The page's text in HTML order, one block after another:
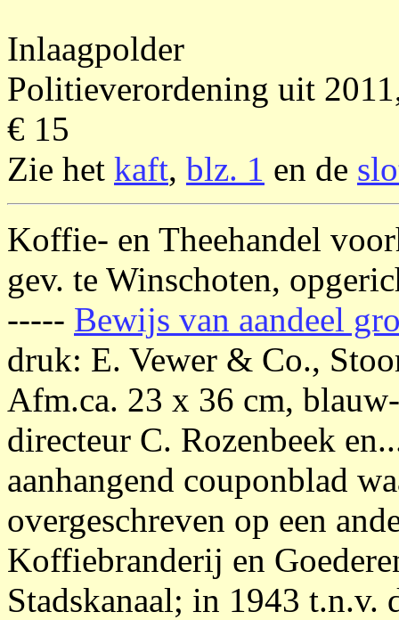
Inlaagpolder
Politieverordening uit
€ 15
Zie het kaft, blz. 1 en de
Koffie- en Theehandel
gev. te Winschoten,
----- Bewijs van aandeel
druk: E. Vewer & Co.,
Afm.ca. 23 x 36 cm,
directeur C. Rozenbeek
aanhangend couponblad
overgeschreven op een
Koffiebranderij en
Stadskanaal; in 1943 t.n.v.